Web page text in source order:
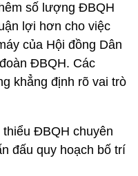
số lượng ĐBQH
lợi hơn cho việc
của Hội đồng Dân
ĐBQH. Các
khẳng định rõ vai trò
ĐBQH chuyên
đấu quy hoạch bố trí